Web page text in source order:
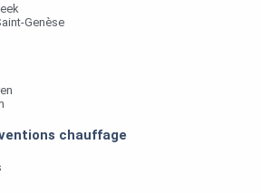
Genèse
chauffage